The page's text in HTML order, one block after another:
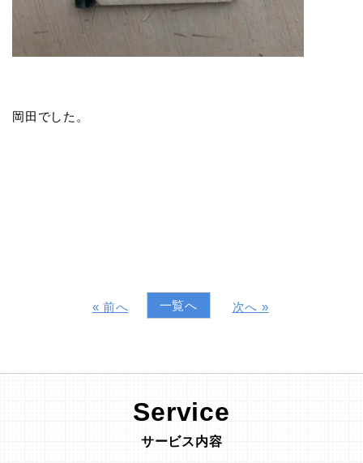
岡田でした。
« 前へ 一覧へ 次へ »
Service
サービス内容